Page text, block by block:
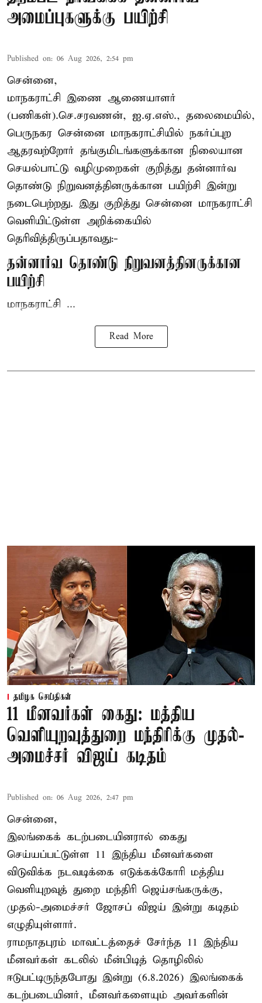
அமைப்புகளுக்கு பயிற்சி
Published on: 06 Aug 2026, 2:54 pm
சென்னை,
மாநகராட்சி இணை ஆணையாளர்
(பணிகள்).செ.சரவணன், ஐ.ஏ.எஸ்., தலைமையில்,
பெருநகர சென்னை மாநகராட்சியில் நகர்ப்புற
ஆதரவற்றோர் தங்குமிடங்களுக்கான நிலையான
செயல்பாட்டு வழிமுறைகள் குறித்து தன்னார்வ
தொண்டு நிறுவனத்தினருக்கான பயிற்சி இன்று
நடைபெற்றது. இது குறித்து சென்னை மாநகராட்சி
வெளியிட்டுள்ள அறிக்கையில்
தெரிவித்திருப்பதாவது:-
தன்னார்வ தொண்டு நிறுவனத்தினருக்கான
பயிற்சி
மாநகராட்சி ...
Read More
தமிழக செய்திகள்
11 மீனவர்கள் கைது: மத்திய
வெளியுறவுத்துறை மந்திரிக்கு முதல்-
அமைச்சர் விஜய் கடிதம்
Published on: 06 Aug 2026, 2:47 pm
சென்னை,
இலங்கைக் கடற்படையினரால் கைது
செய்யப்பட்டுள்ள 11 இந்திய மீனவர்களை
விடுவிக்க நடவடிக்கை எடுக்கக்கோரி மத்திய
வெளியுறவுத் துறை மந்திரி ஜெய்சங்கருக்கு,
முதல்-அமைச்சர் ஜோசப் விஜய் இன்று கடிதம்
எழுதியுள்ளார்.
ராமநாதபுரம் மாவட்டத்தைச் சேர்ந்த 11 இந்திய
மீனவர்கள் கடலில் மீன்பிடித் தொழிலில்
ஈடுபட்டிருந்தபோது இன்று (6.8.2026) இலங்கைக்
கடற்படையினர், மீனவர்களையும் அவர்களின்